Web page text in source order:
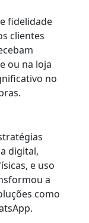
fidelidade
clientes
ou na loja
no
digital,
e uso
a
como